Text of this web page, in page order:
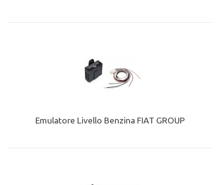
Emulatore Livello Benzina FIAT GROUP